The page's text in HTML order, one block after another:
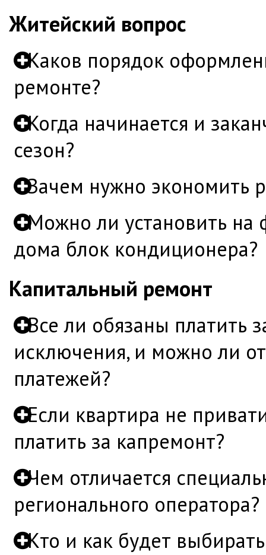
Житейский вопрос
Каков порядок
ремонте?
Когда начинается и
сезон?
Зачем нужно экономить
Можно ли установить на
дома блок кондиционера?
Капитальный ремонт
Все ли обязаны платить
исключения, и можно ли
платежей?
Если квартира не
платить за капремонт?
Чем отличается
регионального оператора?
Кто и как будет